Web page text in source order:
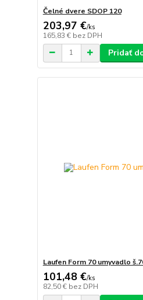
Čelné dvere SDOP 120
203,97 €/ks
165,83 € bez DPH
Pridať
Laufen Form 70 umyvadlo
101,48 €/ks
82,50 € bez DPH